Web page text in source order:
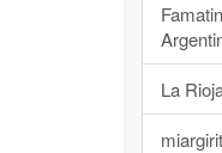
La